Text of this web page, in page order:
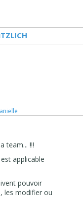
team... !!!
applicable
pouvoir
les modifier ou